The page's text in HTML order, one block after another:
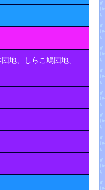
地、しらこ鳩団地、